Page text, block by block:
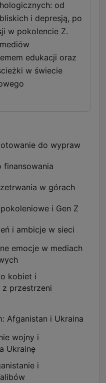
od
i depresją, po
w pokolencie Z.
edukacji oraz
w świecie
do wypraw
finansowania
w górach
i Gen Z
i ambicje w sieci
emocje w mediach
kobiet i
z przestrzeni
Afganistan i Ukraina
wojny i
Ukrainę
i